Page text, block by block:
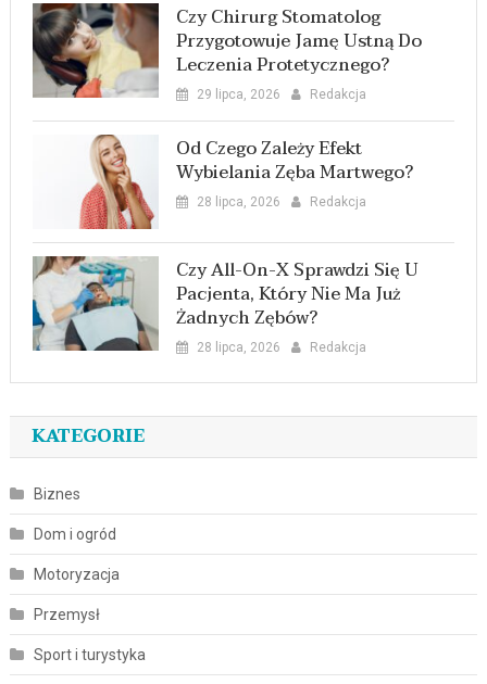
Czy Chirurg Stomatolog
Przygotowuje Jamę Ustną Do
Leczenia Protetycznego?
29 lipca, 2026 Redakcja
Od Czego Zależy Efekt
Wybielania Zęba Martwego?
28 lipca, 2026 Redakcja
Czy All-On-X Sprawdzi Się U
Pacjenta, Który Nie Ma Już
Żadnych Zębów?
28 lipca, 2026 Redakcja
KATEGORIE
Biznes
Dom i ogród
Motoryzacja
Przemysł
Sport i turystyka